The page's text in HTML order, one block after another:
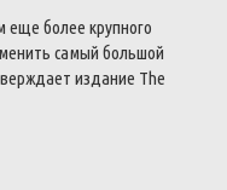
еще более крупного
самый большой
издание The